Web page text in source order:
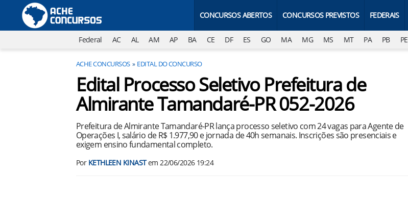
CONCURSOS ABERTOS CONCURSOS PREVISTOS FEDERAIS
Federal AC AL AM AP BA CE DF ES GO MA MG MS MT PA PB PE
ACHE CONCURSOS EDITAL DO CONCURSO
Edital Processo Seletivo Prefeitura de
Almirante Tamandaré-PR 052-2026
Prefeitura de Almirante Tamandaré-PR lança processo seletivo com 24 vagas para Agente de
Operações I, salário de R$ 1.977,90 e jornada de 40h semanais. Inscrições são presenciais e
exigem ensino fundamental completo.
Por KETHLEEN KINASTem22/06/2026 19:24